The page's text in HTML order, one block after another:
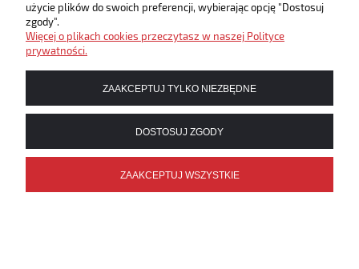
DO KOSZYKA
1 2 3 4
Kolędy
użycie plików do swoich preferencji, wybierając opcję "Dostosuj
zgody".
Więcej o plikach cookies przeczytasz w naszej Polityce
prywatności.
ZAAKCEPTUJ TYLKO NIEZBĘDNE
DOSTOSUJ ZGODY
ZAAKCEPTUJ WSZYSTKIE